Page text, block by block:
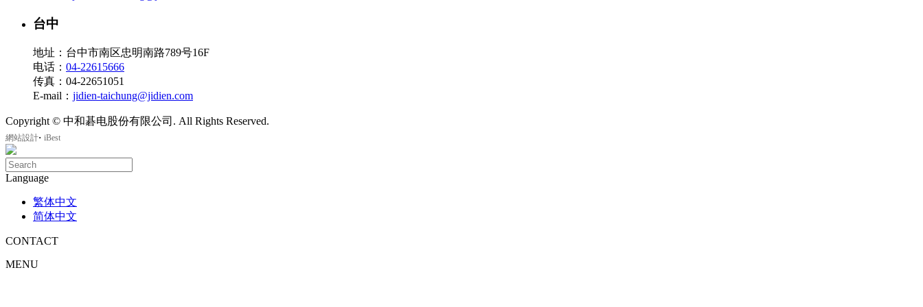
台中
地址：台中市南区忠明南路789号16F
电话： 04-22615666
传真：04-22651051
E-mail： jidien-taichung@jidien.com
Copyright © 中和碁电股份有限公司. All Rights Reserved.
網站設計‧ iBest
Language
繁体中文
简体中文
CONTACT
MENU